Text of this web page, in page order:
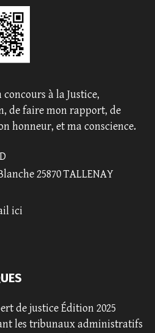
à la Justice,
de faire mon rapport, de
honneur, et ma conscience.
25870 TALLENAY
ici
de justice Édition 2025
les tribunaux administratifs